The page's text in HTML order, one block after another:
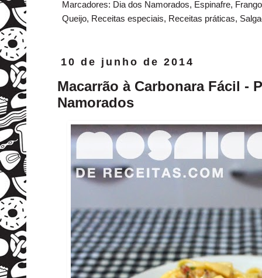
Marcadores: Dia dos Namorados, Espinafre, Frango
Queijo, Receitas especiais, Receitas práticas,
10 de junho de 2014
Macarrão à Carbonara Fácil -
Namorados